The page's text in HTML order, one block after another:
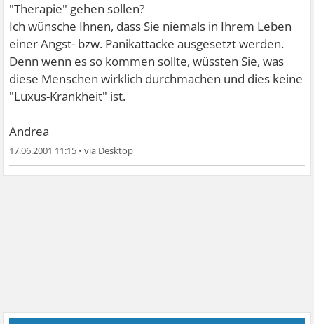
"Therapie" gehen sollen?
Ich wünsche Ihnen, dass Sie niemals in Ihrem Leben
einer Angst- bzw. Panikattacke ausgesetzt werden.
Denn wenn es so kommen sollte, wüssten Sie, was
diese Menschen wirklich durchmachen und dies keine
"Luxus-Krankheit" ist.
Andrea
17.06.2001 11:15 •